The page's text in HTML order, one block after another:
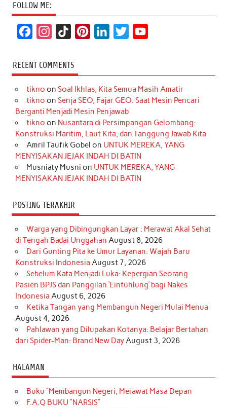
FOLLOW ME:
c
e
b
o
k
s
t
a
r
a
m
k
T
o
k
t
e
r
e
s
t
k
e
d
I
n
t
t
r
T
u
e
RECENT COMMENTS
tikno on Soal Ikhlas, Kita Semua Masih Amatir
tikno on Senja SEO, Fajar GEO: Saat Mesin Pencari
Berganti Menjadi Mesin Penjawab
tikno on Nusantara di Persimpangan Gelombang:
Konstruksi Maritim, Laut Kita, dan Tanggung Jawab Kita
Amril Taufik Gobel on UNTUK MEREKA, YANG
MENYISAKAN JEJAK INDAH DI BATIN
Musniaty Musni on UNTUK MEREKA, YANG
MENYISAKAN JEJAK INDAH DI BATIN
POSTING TERAKHIR
Warga yang Dibingungkan Layar : Merawat Akal Sehat
di Tengah Badai Unggahan August 8, 2026
Dari Gunting Pita ke Umur Layanan: Wajah Baru
Konstruksi Indonesia August 7, 2026
Sebelum Kata Menjadi Luka: Kepergian Seorang
Pasien BPJS dan Panggilan ‘Einfühlung’ bagi Nakes
Indonesia August 6, 2026
Ketika Tangan yang Membangun Negeri Mulai Menua
August 4, 2026
Pahlawan yang Dilupakan Kotanya: Belajar Bertahan
dari Spider-Man: Brand New DayAugust 3, 2026
HALAMAN
Buku “Membangun Negeri, Merawat Masa Depan
F.A.Q BUKU “NARSIS”